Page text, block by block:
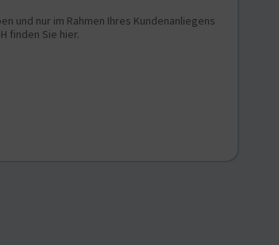
und nur im Rahmen Ihres Kundenanliegens
finden Sie hier.